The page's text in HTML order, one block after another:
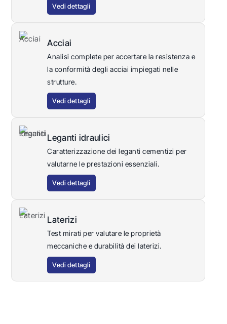
Vedi dettagli
Acciai
Analisi complete per accertare la resistenza e
la conformità degli acciai impiegati nelle
strutture.
Vedi dettagli
Leganti idraulici
Caratterizzazione dei leganti cementizi per
valutarne le prestazioni essenziali.
Vedi dettagli
Laterizi
Test mirati per valutare le proprietà
meccaniche e durabilità dei laterizi.
Vedi dettagli